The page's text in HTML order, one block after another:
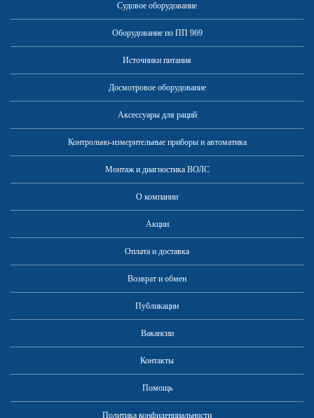
Судовое оборудование
Оборудование по ПП 969
Источники питания
Досмотровое оборудование
Аксессуары для раций
Контрольно-измерительные приборы и автоматика
Монтаж и диагностика ВОЛС
О компании
Акции
Оплата и доставка
Возврат и обмен
Публикации
Вакансии
Контакты
Помощь
Политика конфиденциальности